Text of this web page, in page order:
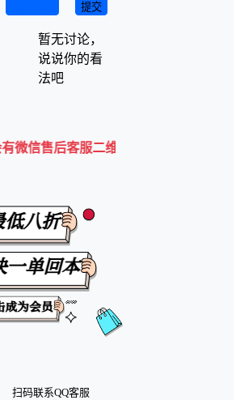
提交
暂无讨论，
说说你的看
法吧
客服二维码💡
扫码联系QQ客服